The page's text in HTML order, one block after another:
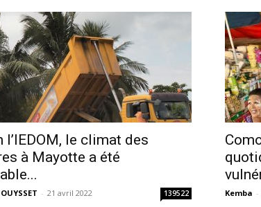
l’IEDOM, le climat des
à Mayotte a été
- 21 avril 2022 139522 Kemba -